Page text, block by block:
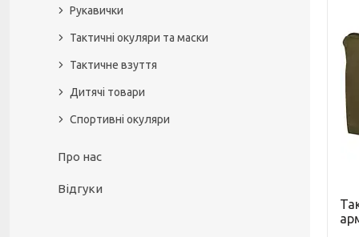
Рукавички
Тактичні окуляри та маски
Тактичне взуття
Дитячі товари
Спортивні окуляри
Про нас
Відгуки